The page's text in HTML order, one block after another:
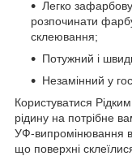
Легко
розпочинати
склеювання;
Потужний і
Незамінний у
Користуватися
рідину на потрібне
УФ-випромінювання в
що поверхні